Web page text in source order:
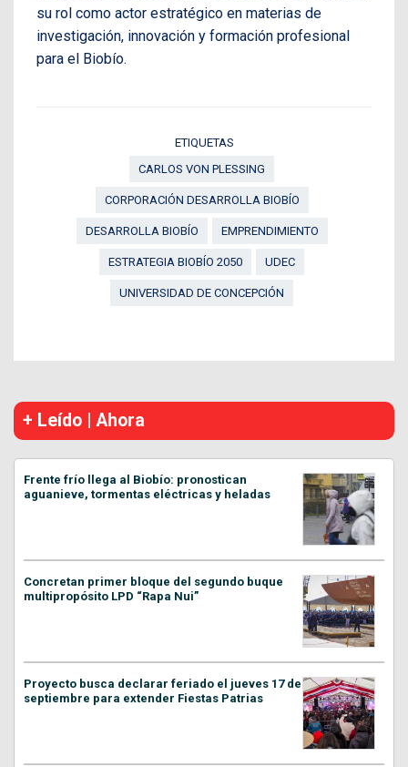
su rol como actor estratégico en materias de
investigación, innovación y formación profesional
para el Biobío.
ETIQUETAS
CARLOS VON PLESSING
CORPORACIÓN DESARROLLA BIOBÍO
DESARROLLA BIOBÍO EMPRENDIMIENTO
ESTRATEGIA BIOBÍO 2050 UDEC
UNIVERSIDAD DE CONCEPCIÓN
+ Leído | Ahora
Frente frío llega al Biobío: pronostican
aguanieve, tormentas eléctricas y heladas
Concretan primer bloque del segundo buque
multipropósito LPD “Rapa Nui”
Proyecto busca declarar feriado el jueves 17 de
septiembre para extender Fiestas Patrias